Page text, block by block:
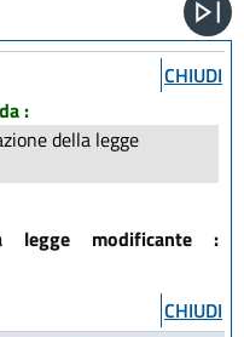
CHIUDI
:
della legge
legge modificante :
CHIUDI